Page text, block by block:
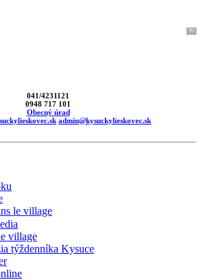
95
041/4231121
0948 717 101
Obecný úrad
admin@kysuckylieskovec.sk
le village
village
týždenníka Kysuce